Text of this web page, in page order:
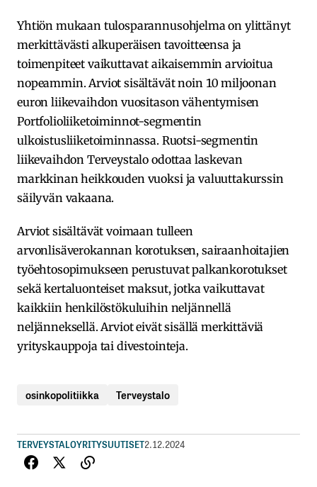
Yhtiön mukaan tulosparannusohjelma on ylittänyt
merkittävästi alkuperäisen tavoitteensa ja
toimenpiteet vaikuttavat aikaisemmin arvioitua
nopeammin. Arviot sisältävät noin 10 miljoonan
euron liikevaihdon vuositason vähentymisen
Portfolioliiketoiminnot-segmentin
ulkoistusliiketoiminnassa. Ruotsi-segmentin
liikevaihdon Terveystalo odottaa laskevan
markkinan heikkouden vuoksi ja valuuttakurssin
säilyvän vakaana.
Arviot sisältävät voimaan tulleen
arvonlisäverokannan korotuksen, sairaanhoitajien
työehtosopimukseen perustuvat palkankorotukset
sekä kertaluonteiset maksut, jotka vaikuttavat
kaikkiin henkilöstökuluihin neljännellä
neljänneksellä. Arviot eivät sisällä merkittäviä
yrityskauppoja tai divestointeja.
osinkopolitiikka Terveystalo
TERVEYSTALOYRITYSUUTISET2.12.2024